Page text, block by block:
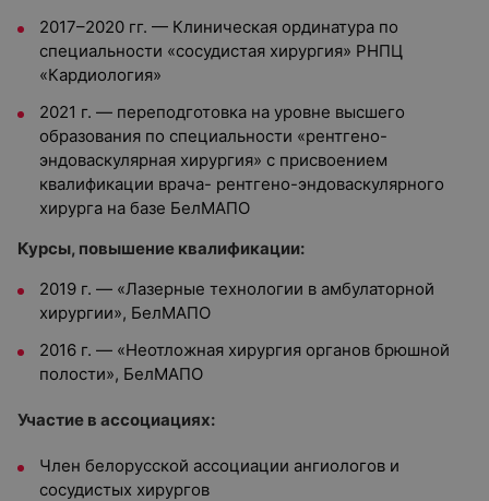
2017–2020 гг. — Клиническая ординатура по
специальности «сосудистая хирургия» РНПЦ
«Кардиология»
2021 г. — переподготовка на уровне высшего
образования по специальности «рентгено-
эндоваскулярная хирургия» с присвоением
квалификации врача- рентгено-эндоваскулярного
хирурга на базе БелМАПО
Курсы, повышение квалификации:
2019 г. — «Лазерные технологии в амбулаторной
хирургии», БелМАПО
2016 г. — «Неотложная хирургия органов брюшной
полости», БелМАПО
Участие в ассоциациях:
Член белорусской ассоциации ангиологов и
сосудистых хирургов